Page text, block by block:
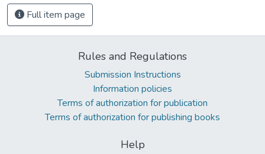
Full item page
Rules and Regulations
Submission Instructions
Information policies
Terms of authorization for publication
Terms of authorization for publishing books
Help